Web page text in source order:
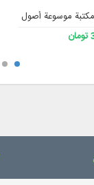
موسوعة أصول الفقه،